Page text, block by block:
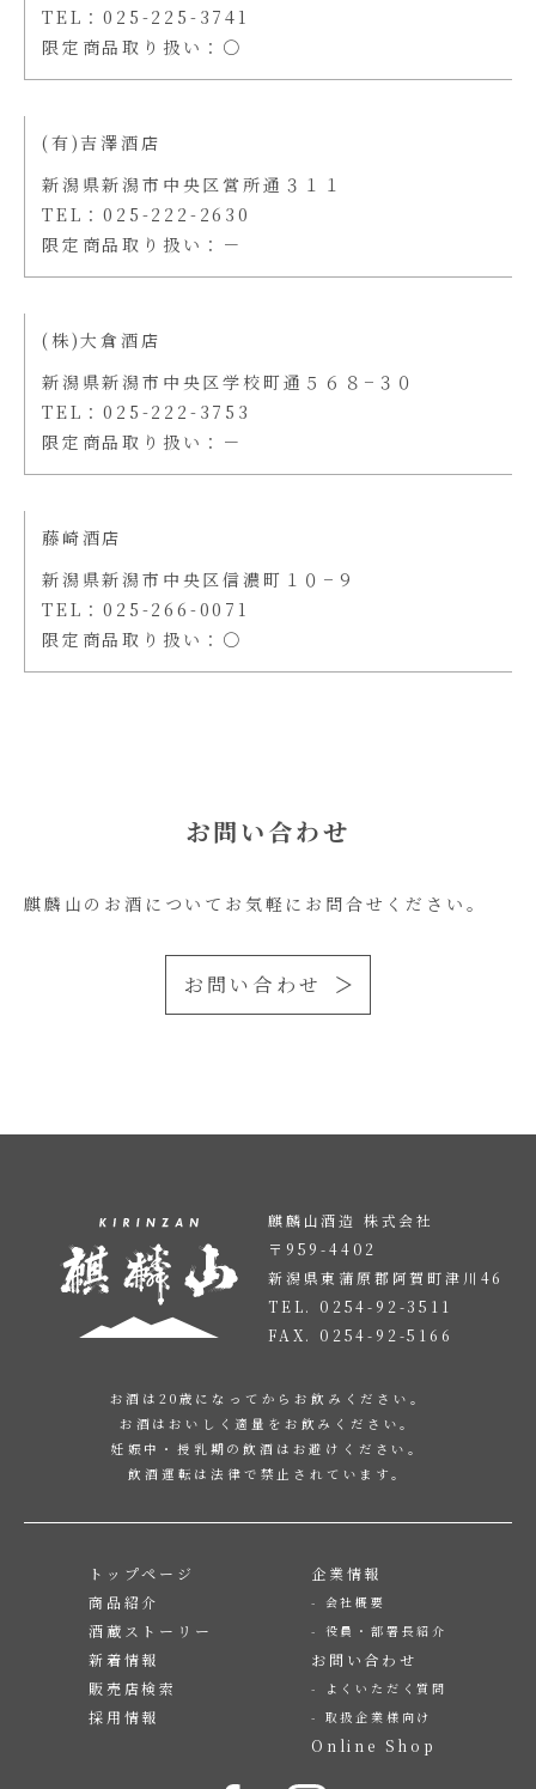
TEL：025-225-3741
限定商品取り扱い：〇
(有)吉澤酒店
新潟県新潟市中央区営所通３１１
TEL：025-222-2630
限定商品取り扱い：－
(株)大倉酒店
新潟県新潟市中央区学校町通５６８−３０
TEL：025-222-3753
限定商品取り扱い：－
藤崎酒店
新潟県新潟市中央区信濃町１０−９
TEL：025-266-0071
限定商品取り扱い：〇
お問い合わせ
麒麟山のお酒についてお気軽にお問合せください。
お問い合わせ
麒麟山酒造 株式会社
〒959-4402
新潟県東蒲原郡阿賀町津川46
TEL. 0254-92-3511
FAX. 0254-92-5166
お酒は20歳になってからお飲みください。
お酒はおいしく適量をお飲みください。
妊娠中・授乳期の飲酒はお避けください。
飲酒運転は法律で禁止されています。
トップページ
商品紹介
酒蔵ストーリー
新着情報
販売店検索
採用情報
企業情報
会社概要
役員・部署長紹介
お問い合わせ
よくいただく質問
取扱企業様向け
Online Shop